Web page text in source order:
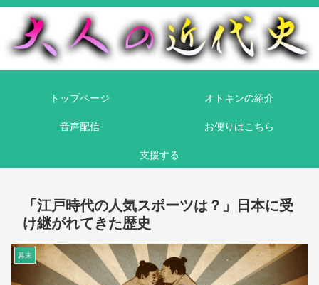
トップページ
オトキンの紹介
音声配信
お便りはこちら
支援する
「江戸時代の人気スポーツは？」日本に受
け継がれてきた歴史
幕末